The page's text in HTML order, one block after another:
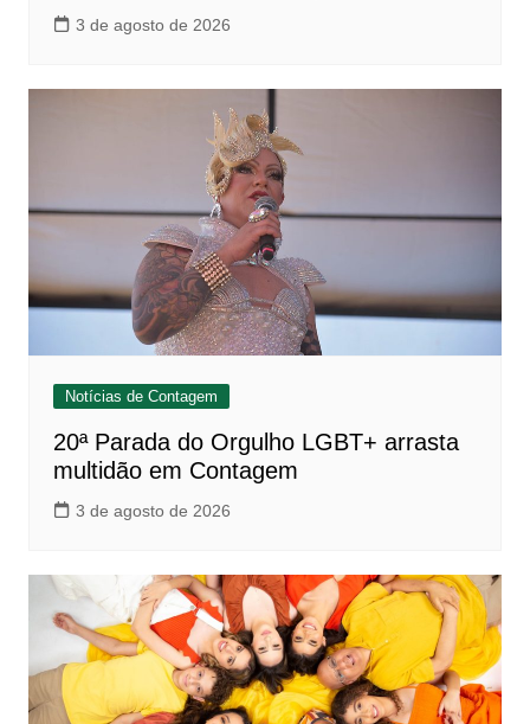
3 de agosto de 2026
Notícias de Contagem
20ª Parada do Orgulho LGBT+ arrasta
multidão em Contagem
3 de agosto de 2026